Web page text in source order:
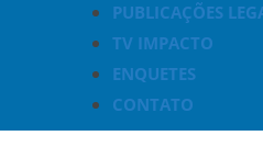
PUBLICAÇÕES
TV IMPACTO
ENQUETES
CONTATO